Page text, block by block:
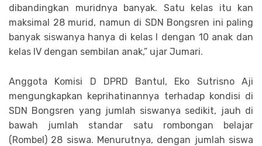
dibandingkan muridnya banyak. Satu kelas itu kan
maksimal 28 murid, namun di SDN Bongsren ini paling
banyak siswanya hanya di kelas I dengan 10 anak dan
kelas IV dengan sembilan anak,” ujar Jumari.
Anggota Komisi D DPRD Bantul, Eko Sutrisno Aji
mengungkapkan keprihatinannya terhadap kondisi di
SDN Bongsren yang jumlah siswanya sedikit, jauh di
bawah jumlah standar satu rombongan belajar
(Rombel) 28 siswa. Menurutnya, dengan jumlah siswa